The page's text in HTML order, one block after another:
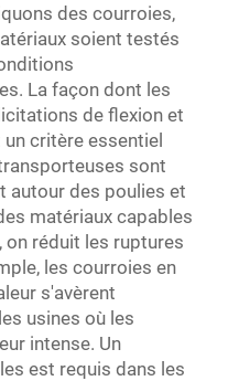
des courroies,
soient testés
La façon dont les
de flexion et
critère essentiel
sont
autour des poulies et
matériaux capables
réduit les ruptures
les courroies en
s'avèrent
usines où les
intense. Un
est requis dans les